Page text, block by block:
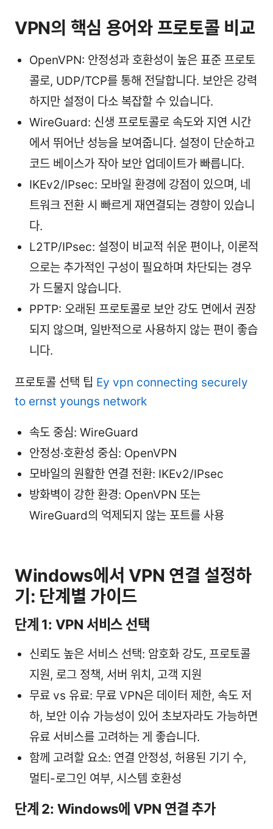
VPN의 핵심 용어와 프로토콜 비교
OpenVPN: 안정성과 호환성이 높은 표준 프로토
콜로, UDP/TCP를 통해 전달합니다. 보안은 강력
하지만 설정이 다소 복잡할 수 있습니다.
WireGuard: 신생 프로토콜로 속도와 지연 시간
에서 뛰어난 성능을 보여줍니다. 설정이 단순하고
코드 베이스가 작아 보안 업데이트가 빠릅니다.
IKEv2/IPsec: 모바일 환경에 강점이 있으며, 네
트워크 전환 시 빠르게 재연결되는 경향이 있습니
다.
L2TP/IPsec: 설정이 비교적 쉬운 편이나, 이론적
으로는 추가적인 구성이 필요하며 차단되는 경우
가 드물지 않습니다.
PPTP: 오래된 프로토콜로 보안 강도 면에서 권장
되지 않으며, 일반적으로 사용하지 않는 편이 좋습
니다.
프로토콜 선택 팁 Ey vpn connecting securely
to ernst youngs network
속도 중심: WireGuard
안정성·호환성 중심: OpenVPN
모바일의 원활한 연결 전환: IKEv2/IPsec
방화벽이 강한 환경: OpenVPN 또는
WireGuard의 억제되지 않는 포트를 사용
Windows에서 VPN 연결 설정하
기: 단계별 가이드
단계 1: VPN 서비스 선택
신뢰도 높은 서비스 선택: 암호화 강도, 프로토콜
지원, 로그 정책, 서버 위치, 고객 지원
무료 vs 유료: 무료 VPN은 데이터 제한, 속도 저
하, 보안 이슈 가능성이 있어 초보자라도 가능하면
유료 서비스를 고려하는 게 좋습니다.
함께 고려할 요소: 연결 안정성, 허용된 기기 수,
멀티-로그인 여부, 시스템 호환성
단계 2: Windows에 VPN 연결 추가